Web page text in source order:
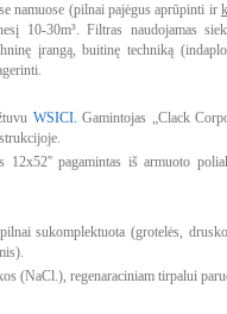
namuose (pilnai pajėgus aprūpinti ir
10-30m³. Filtras naudojamas
įrangą, buitinę techniką
WSICI. Gamintojas „Clack
12x52'' pagamintas iš armuoto
sukomplektuota (grotelės,
(NaCl.), regenaraciniam tirpalui